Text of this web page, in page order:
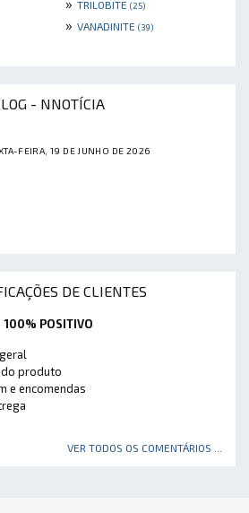
TRILOBITE (25)
» VANADINITE (39)
- NNOTÍCIA
FEIRA, 19 DE JUNHO DE 2026
DE CLIENTES
100% POSITIVO
produto
e encomendas
VER TODOS OS COMENTÁRIOS ...